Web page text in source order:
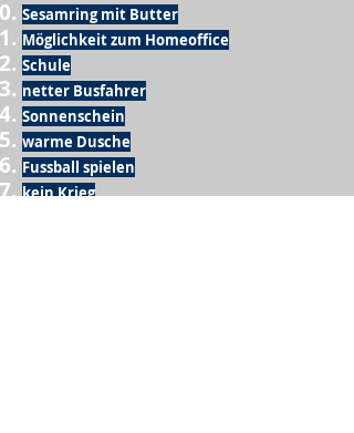
Sesamring mit Butter
Möglichkeit zum Homeoffice
Schule
netter Busfahrer
Sonnenschein
warme Dusche
Fussball spielen
kein Krieg